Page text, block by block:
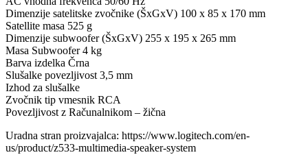
Dimenzije satelitske zvočnike (ŠxGxV) 100 x 85 x 170 mm
Satellite masa 525 g
Dimenzije subwoofer (ŠxGxV) 255 x 195 x 265 mm
Masa Subwoofer 4 kg
Barva izdelka Črna
Slušalke povezljivost 3,5 mm
Izhod za slušalke
Zvočnik tip vmesnik RCA
Povezljivost z Računalnikom – žična
Uradna stran proizvajalca: https://www.logitech.com/en-
us/product/z533-multimedia-speaker-system